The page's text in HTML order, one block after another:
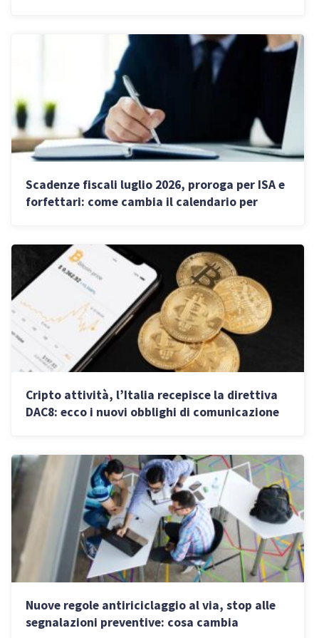
Scadenze fiscali luglio 2026, proroga per ISA e
forfettari: come cambia il calendario per
Cripto attività, l’Italia recepisce la direttiva
DAC8: ecco i nuovi obblighi di comunicazione
Nuove regole antiriciclaggio al via, stop alle
segnalazioni preventive: cosa cambia